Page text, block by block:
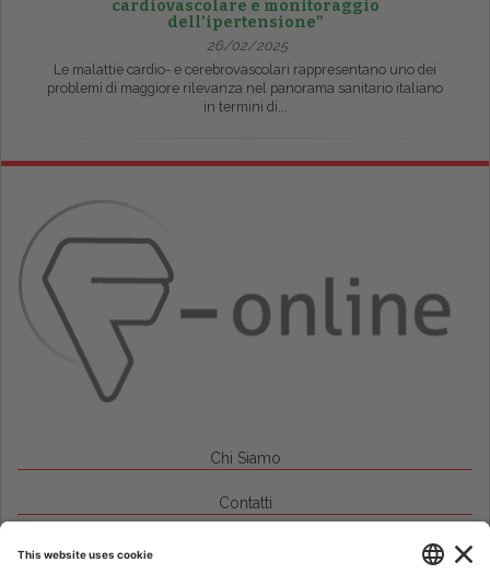
cardiovascolare e monitoraggio
dell’ipertensione”
26/02/2025
Le malattie cardio- e cerebrovascolari rappresentano uno dei
problemi di maggiore rilevanza nel panorama sanitario italiano
in termini di...
Chi Siamo
Contatti